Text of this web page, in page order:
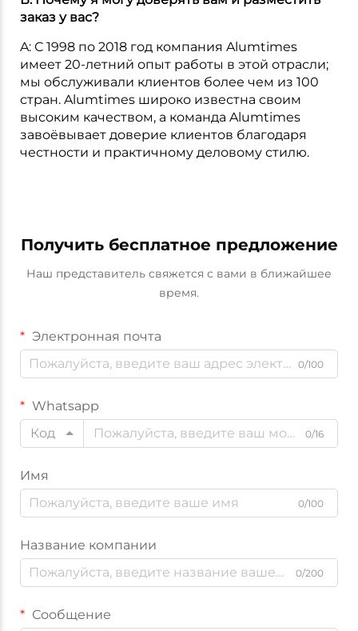
заказ у вас?
A: С 1998 по 2018 год компания Alumtimes
имеет 20-летний опыт работы в этой отрасли;
мы обслуживали клиентов более чем из 100
стран. Alumtimes широко известна своим
высоким качеством, а команда Alumtimes
завоёвывает доверие клиентов благодаря
честности и практичному деловому стилю.
Получить бесплатное предложение
Наш представитель свяжется с вами в ближайшее
время.
Электронная почта
0/100
Whatsapp
Код
0/16
Имя
0/100
Название компании
0/200
Сообщение